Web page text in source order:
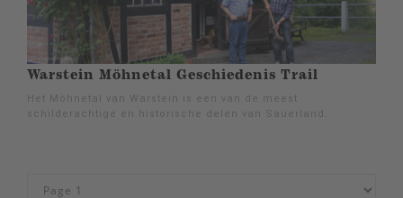
Warstein Möhnetal Geschiedenis Trail
Het Möhnetal van Warstein is een van de meest
schilderachtige en historische delen van Sauerland.